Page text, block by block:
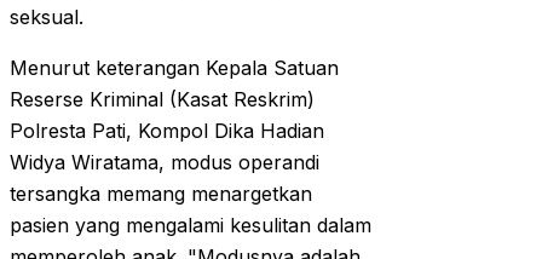
seksual.
Menurut keterangan Kepala Satuan
Reserse Kriminal (Kasat Reskrim)
Polresta Pati, Kompol Dika Hadian
Widya Wiratama, modus operandi
tersangka memang menargetkan
pasien yang mengalami kesulitan dalam